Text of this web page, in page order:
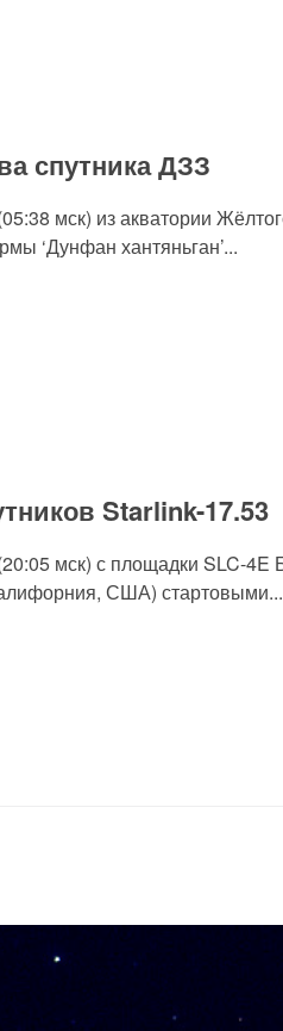
спутника ДЗЗ
мск) из акватории
‘Дунфан хантяньган’...
Starlink-17.53
мск) с площадки SLC-4E
США) стартовыми...